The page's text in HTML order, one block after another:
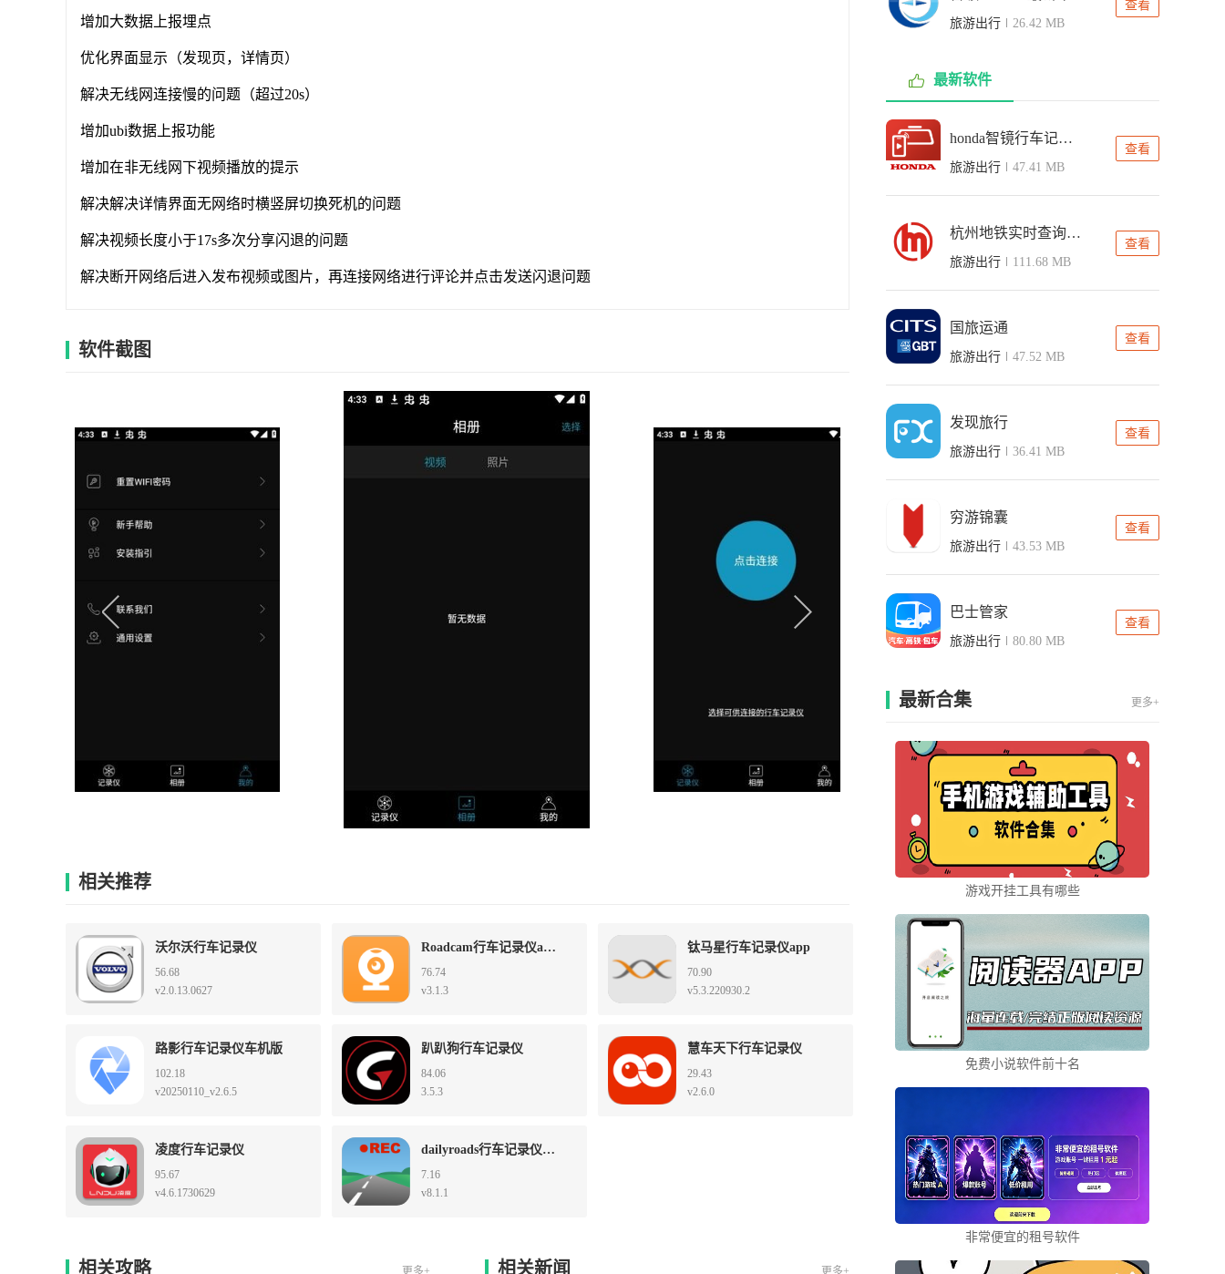
增加大数据上报埋点
优化界面显示（发现页，详情页）
解决无线网连接慢的问题（超过20s）
增加ubi数据上报功能
增加在非无线网下视频播放的提示
解决解决详情界面无网络时横竖屏切换死机的问题
解决视频长度小于17s多次分享闪退的问题
解决断开网络后进入发布视频或图片，再连接网络进行评论并点击发送闪退问题
软件截图
相关推荐
沃尔沃行车记录仪
56.68
v2.0.13.0627
Roadcam行车记录仪app
76.74
v3.1.3
钛马星行车记录仪app
70.90
v5.3.220930.2
路影行车记录仪车机版
102.18
v20250110_v2.6.5
趴趴狗行车记录仪
84.06
3.5.3
慧车天下行车记录仪
29.43
v2.6.0
凌度行车记录仪
95.67
v4.6.1730629
dailyroads行车记录仪app
7.16
v8.1.1
相关攻略 更多+ 相关新闻 更多+
旅游出行 26.42 MB
查看
最新软件
honda智镜行车记录仪app
旅游出行 47.41 MB
查看
杭州地铁实时查询app
旅游出行 111.68 MB
查看
国旅运通
旅游出行 47.52 MB
查看
发现旅行
旅游出行 36.41 MB
查看
穷游锦囊
旅游出行 43.53 MB
查看
巴士管家
旅游出行 80.80 MB
查看
最新合集 更多+
游戏开挂工具有哪些
免费小说软件前十名
非常便宜的租号软件